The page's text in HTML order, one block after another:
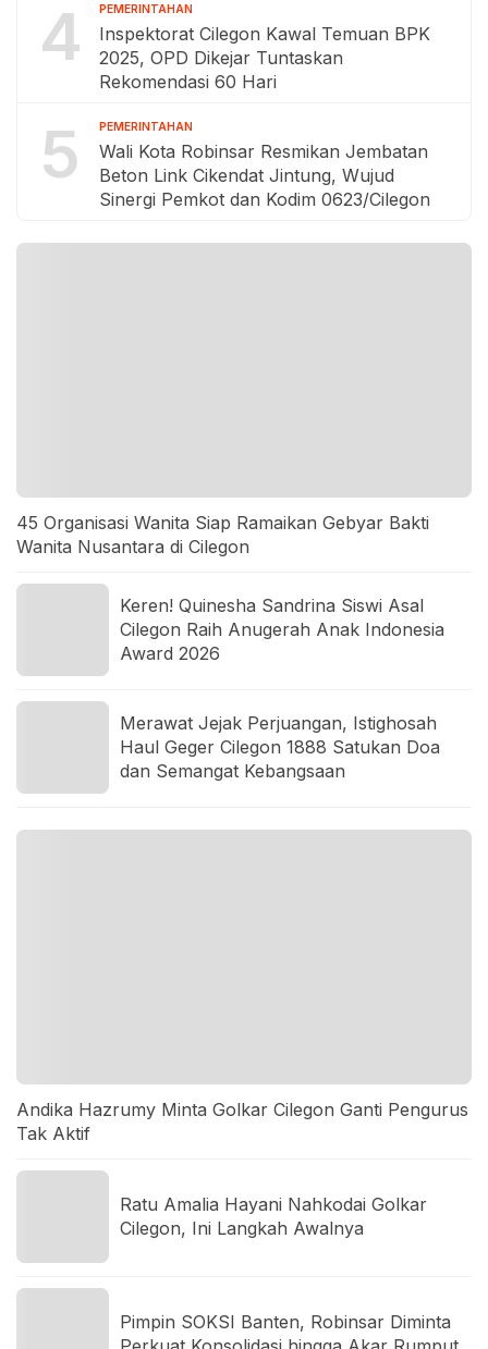
4 PEMERINTAHAN
Inspektorat Cilegon Kawal Temuan BPK
2025, OPD Dikejar Tuntaskan
Rekomendasi 60 Hari
5 PEMERINTAHAN
Wali Kota Robinsar Resmikan Jembatan
Beton Link Cikendat Jintung, Wujud
Sinergi Pemkot dan Kodim 0623/Cilegon
45 Organisasi Wanita Siap Ramaikan Gebyar Bakti
Wanita Nusantara di Cilegon
Keren! Quinesha Sandrina Siswi Asal
Cilegon Raih Anugerah Anak Indonesia
Award 2026
Merawat Jejak Perjuangan, Istighosah
Haul Geger Cilegon 1888 Satukan Doa
dan Semangat Kebangsaan
Andika Hazrumy Minta Golkar Cilegon Ganti Pengurus
Tak Aktif
Ratu Amalia Hayani Nahkodai Golkar
Cilegon, Ini Langkah Awalnya
Pimpin SOKSI Banten, Robinsar Diminta